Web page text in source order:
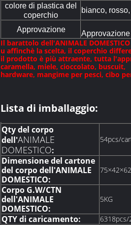
colore di plastica del
coperchio
bianco,
Approvazione
Il barattolo dell'ANIMALE
u affinchè la scelta, il coperchio
il prodotto è più attraente, tutta
caramella, miele, cioccolato, buscuit,
hardware, mangime per pesci, cibo
Lista di imballaggio:
Qty del corpo
dell'ANIMALE
DOMESTICO:
54pcs/
Dimensione del cartone
del corpo dell'ANIMALE
DOMESTICO:
Corpo G.W/CTN
dell'ANIMALE
DOMESTICO:
5KG
QTY di caricamento: 6318pcs/